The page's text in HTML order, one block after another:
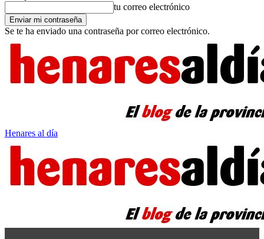
tu correo electrónico
Se te ha enviado una contraseña por correo electrónico.
Henares al día